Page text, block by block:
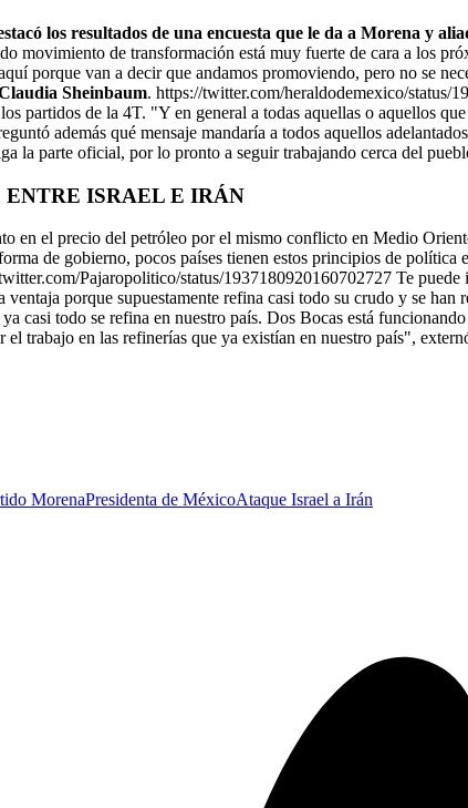
los resultados de una encuesta que le da a Morena y
movimiento de transformación está muy fuerte de cara a los
porque van a decir que andamos promoviendo, pero no se
Sheinbaum. https://twitter.com/heraldodemexico/status/
partidos de la 4T. "Y en general a todas aquellas o aquellos
además qué mensaje mandaría a todos aquellos
la parte oficial, por lo pronto a seguir trabajando cerca del
ISRAEL E IRÁN
en el precio del petróleo por el mismo conflicto en Medio
de gobierno, pocos países tienen estos principios de
Pajaropolitico/status/1937180920160702727 Te puede
ventaja porque supuestamente refina casi todo su crudo y se
casi todo se refina en nuestro país. Dos Bocas está
trabajo en las refinerías que ya existían en nuestro país",
MorenaPresidenta de MéxicoAtaque Israel a Irán